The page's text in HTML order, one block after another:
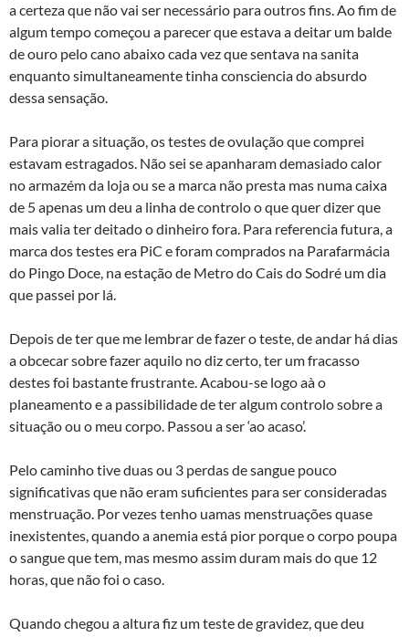
a certeza que não vai ser necessário para outros fins. Ao fim de
algum tempo começou a parecer que estava a deitar um balde
de ouro pelo cano abaixo cada vez que sentava na sanita
enquanto simultaneamente tinha consciencia do absurdo
dessa sensação.
Para piorar a situação, os testes de ovulação que comprei
estavam estragados. Não sei se apanharam demasiado calor
no armazém da loja ou se a marca não presta mas numa caixa
de 5 apenas um deu a linha de controlo o que quer dizer que
mais valia ter deitado o dinheiro fora. Para referencia futura, a
marca dos testes era PiC e foram comprados na Parafarmácia
do Pingo Doce, na estação de Metro do Cais do Sodré um dia
que passei por lá.
Depois de ter que me lembrar de fazer o teste, de andar há dias
a obcecar sobre fazer aquilo no diz certo, ter um fracasso
destes foi bastante frustrante. Acabou-se logo aà­ o
planeamento e a passibilidade de ter algum controlo sobre a
situação ou o meu corpo. Passou a ser ‘ao acaso’.
Pelo caminho tive duas ou 3 perdas de sangue pouco
significativas que não eram suficientes para ser consideradas
menstruação. Por vezes tenho uamas menstruações quase
inexistentes, quando a anemia está pior porque o corpo poupa
o sangue que tem, mas mesmo assim duram mais do que 12
horas, que não foi o caso.
Quando chegou a altura fiz um teste de gravidez, que deu